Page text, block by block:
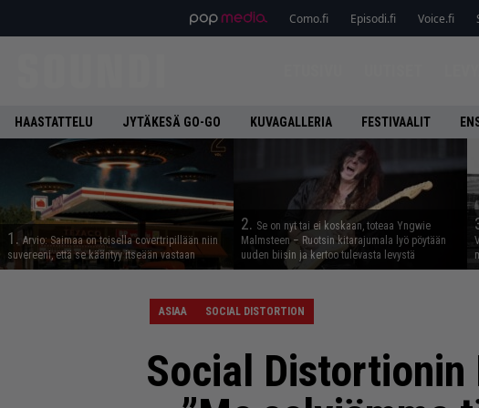
Como.fi Episodi.fi Voice.fi
HAASTATTELU JYTÄKESÄ GO-GO KUVAGALLERIA FESTIVAALIT
1. Arvio: Saimaa on toisella covertripillään niin
suvereeni, että se kääntyy itseään vastaan
2. Se on nyt tai ei koskaan, toteaa Yngwie
Malmsteen – Ruotsin kitarajumala lyö pöytään
uuden biisin ja kertoo tulevasta levystä
ASIAA SOCIAL DISTORTION
Social